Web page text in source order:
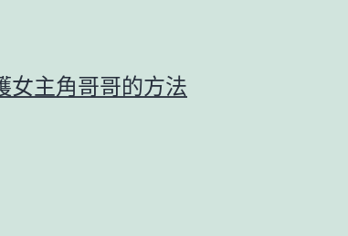
女主角哥哥的方法